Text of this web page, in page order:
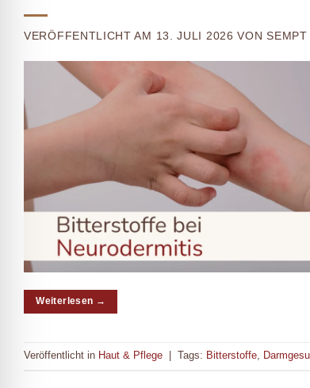
VERÖFFENTLICHT AM 13. JULI 2026 VON SEMPT
Weiterlesen →
Veröffentlicht in Haut & Pflege Tags: Bitterstoffe,